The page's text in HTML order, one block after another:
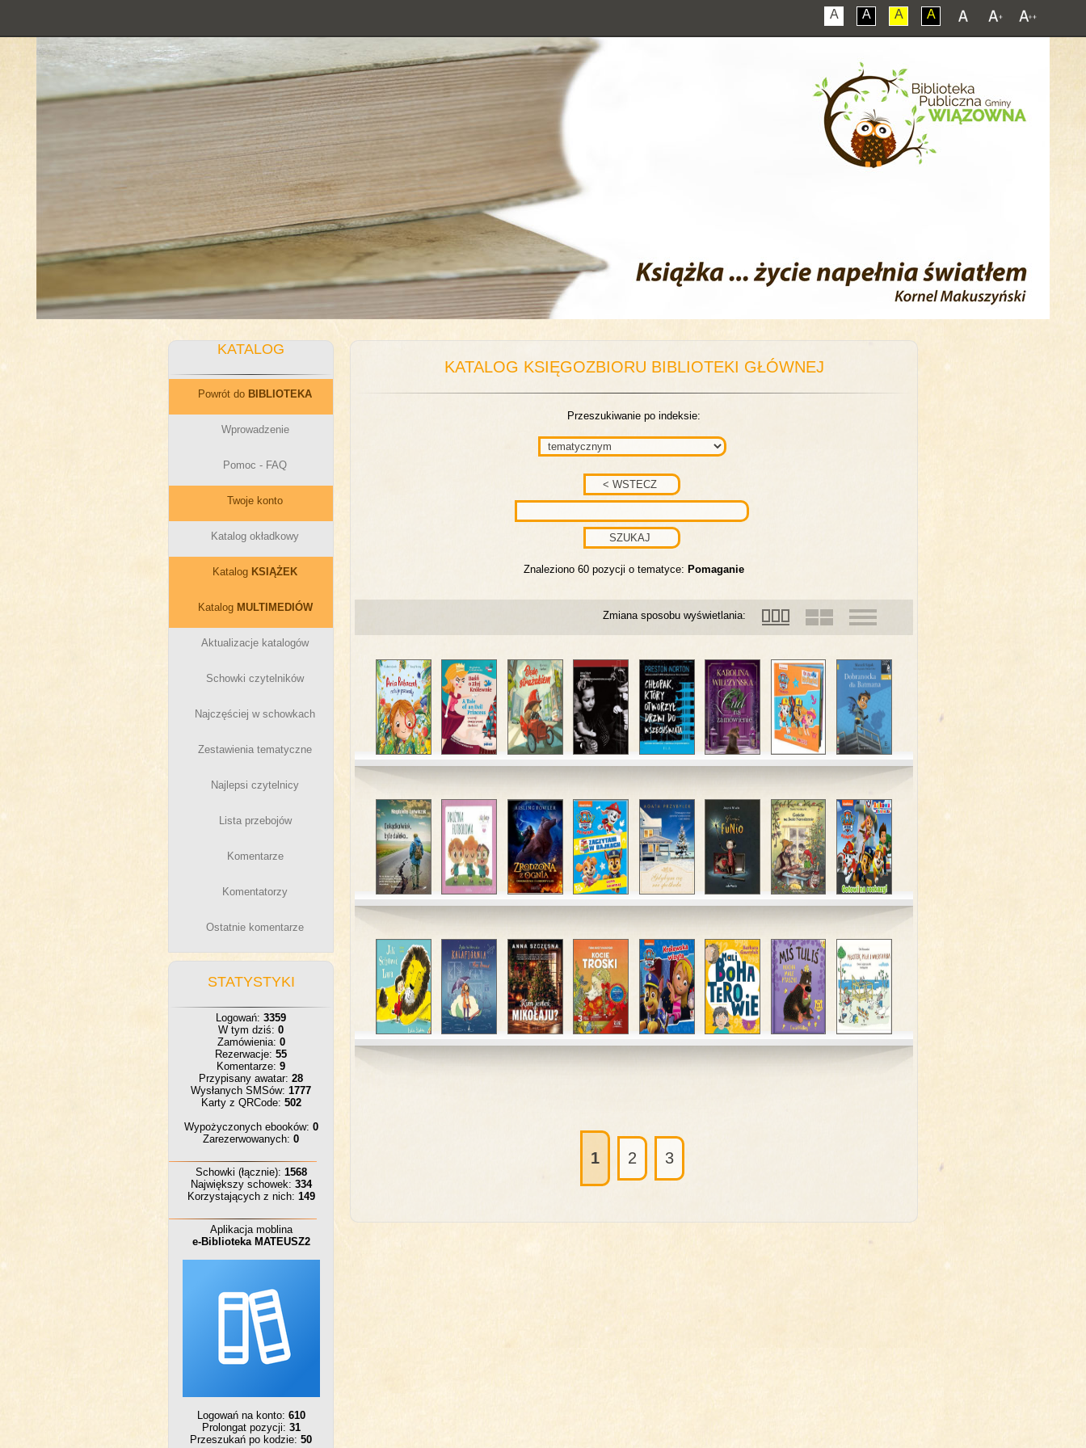
A A A A
KATALOG
Powrót do BIBLIOTEKA
Wprowadzenie
Pomoc - FAQ
Twoje konto
Katalog okładkowy
Katalog KSIĄŻEK
Katalog MULTIMEDIÓW
Aktualizacje katalogów
Schowki czytelników
Najczęściej w schowkach
Zestawienia tematyczne
Najlepsi czytelnicy
Lista przebojów
Komentarze
Komentatorzy
Ostatnie komentarze
STATYSTYKI
Logowań: 3359
W tym dziś: 0
Zamówienia: 0
Rezerwacje: 55
Komentarze: 9
Przypisany awatar: 28
Wysłanych SMSów: 1777
Karty z QRCode: 502
Wypożyczonych ebooków: 0
Zarezerwowanych: 0
Schowki (łącznie): 1568
Największy schowek: 334
Korzystających z nich: 149
Aplikacja moblina
e-Biblioteka MATEUSZ2
Logowań na konto: 610
Prolongat pozycji: 31
Przeszukań po kodzie: 50
KATALOG KSIĘGOZBIORU BIBLIOTEKI GŁÓWNEJ
Przeszukiwanie po indeksie:
Znaleziono 60 pozycji o tematyce: Pomaganie
Zmiana sposobu wyświetlania:
1 2 3